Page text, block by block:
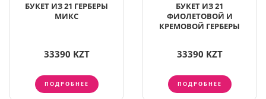
БУКЕТ ИЗ 21 ГЕРБЕРЫ
МИКС
33390 KZT
ПОДРОБНЕЕ
БУКЕТ ИЗ 21
ФИОЛЕТОВОЙ И
КРЕМОВОЙ ГЕРБЕРЫ
33390 KZT
ПОДРОБНЕЕ